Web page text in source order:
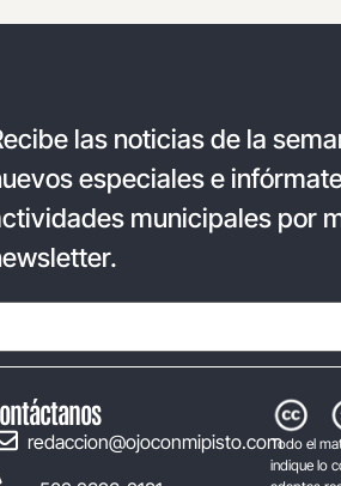
las noticias de la
especiales e
municipales por
redaccion@ojoconmipisto.comTodo el
indique lo